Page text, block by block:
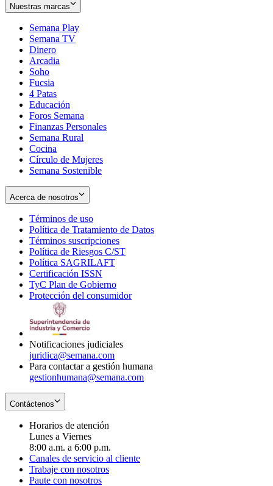
Nuestras marcas
Semana Play
Semana TV
Dinero
Arcadia
Soho
in
new
window
Fucsia
in
new
window
4 Patas
Educación
Foros Semana
Finanzas Personales
Semana Rural
Cocina
Círculo de Mujeres
Semana Sostenible
Acerca de nosotros
Términos de uso
in
new
window
Política de Tratamiento de Datos
Términos suscripciones
in
Política de Riesgos C/ST
Política SAGRILAFT
new
window
Certificación ISSN
in
new
TyC Plan de Gobierno
in
Protección del consumidorOpens
Notificaciones judiciales
juridica@semana.com
Para contactar a gestión humana
gestionhumana@semana.com
Contáctenos
Horarios de atención
Lunes a Viernes
8:00 a.m. a 6:00 p.m.
Canales de servicio al cliente
Trabaje con nosotros
Paute con nosotros